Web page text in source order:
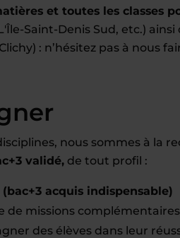
et toutes les classes
Saint-Denis Sud, etc.) ainsi
: n’hésitez pas à nous
nous sommes à la
validé, de tout profil :
acquis indispensable)
de missions
des élèves dans leur